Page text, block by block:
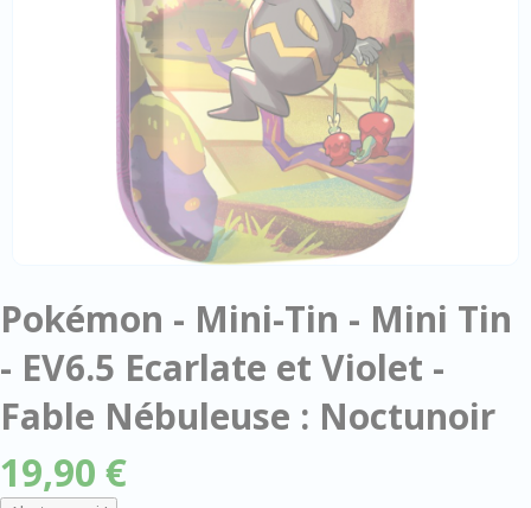
Pokémon - Mini-Tin - Mini Tin
- EV6.5 Ecarlate et Violet -
Fable Nébuleuse : Noctunoir
19,90 €